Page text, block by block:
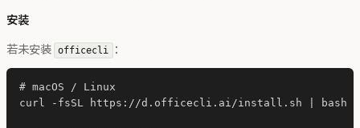
安装
若未安装 officecli ：
# macOS / Linux
curl -fsSL https://d.officecli.ai/install.sh | bash